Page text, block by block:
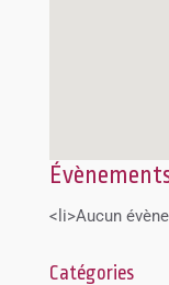
<li>Aucun
Catégories